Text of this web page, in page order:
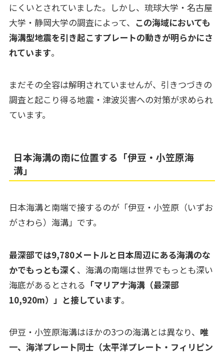
にくいとされていました。しかし、琉球大学・名古屋
大学・静岡大学の調査によって、 この海域においても
海溝型地震を引き起こすプレートの動きが明らかにさ
れています。
まだその全容は解明されていませんが、引きつづきの
調査と起こり得る地震・津波災害への対策が求められ
ています。
日本海溝の南に位置する「伊豆・小笠原海
溝」
日本海溝と南端で接するのが「伊豆・小笠原（いずお
がさわら）海溝」です。
最深部では9,780メートルと日本周辺にある海溝のな
かでもっとも深く 、海溝の南端は世界でもっとも深い
海底があるとされる 「マリアナ海溝（最深部
10,920m）」と接しています。
伊豆・小笠原海溝はほかの3つの海溝とは異なり、 唯
一、海洋プレート同士（太平洋プレート・フィリピン